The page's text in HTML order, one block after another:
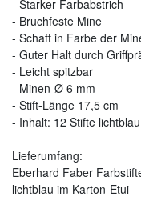
- Starker Farbabstrich
- Bruchfeste Mine
- Schaft in Farbe der
- Guter Halt durch
- Leicht spitzbar
- Minen-Ø 6 mm
- Stift-Länge 17,5 cm
- Inhalt: 12 Stifte lichtblau
Lieferumfang:
Eberhard Faber
lichtblau im Karton-Etui